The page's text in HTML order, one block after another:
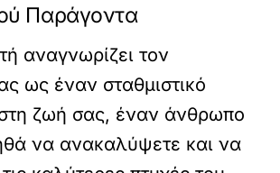
Παράγοντα
αναγνωρίζει τον
ως έναν σταθμιστικό
ζωή σας, έναν άνθρωπο
να ανακαλύψετε και να